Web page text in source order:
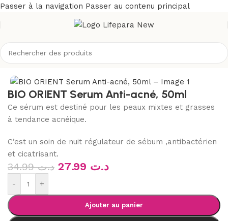
Passer à la navigation Passer au contenu principal
Visage/Soins peau grasse, mixte et acné/Soins spécifiques
BIO ORIENT Serum Anti-acné, 50ml
Ce sérum est destiné pour les peaux mixtes et grasses
à tendance acnéique.
C’est un soin de nuit régulateur de sébum ,antibactérien
et cicatrisant.
د.ت34.99 د.ت
- +
Ajouter au panier